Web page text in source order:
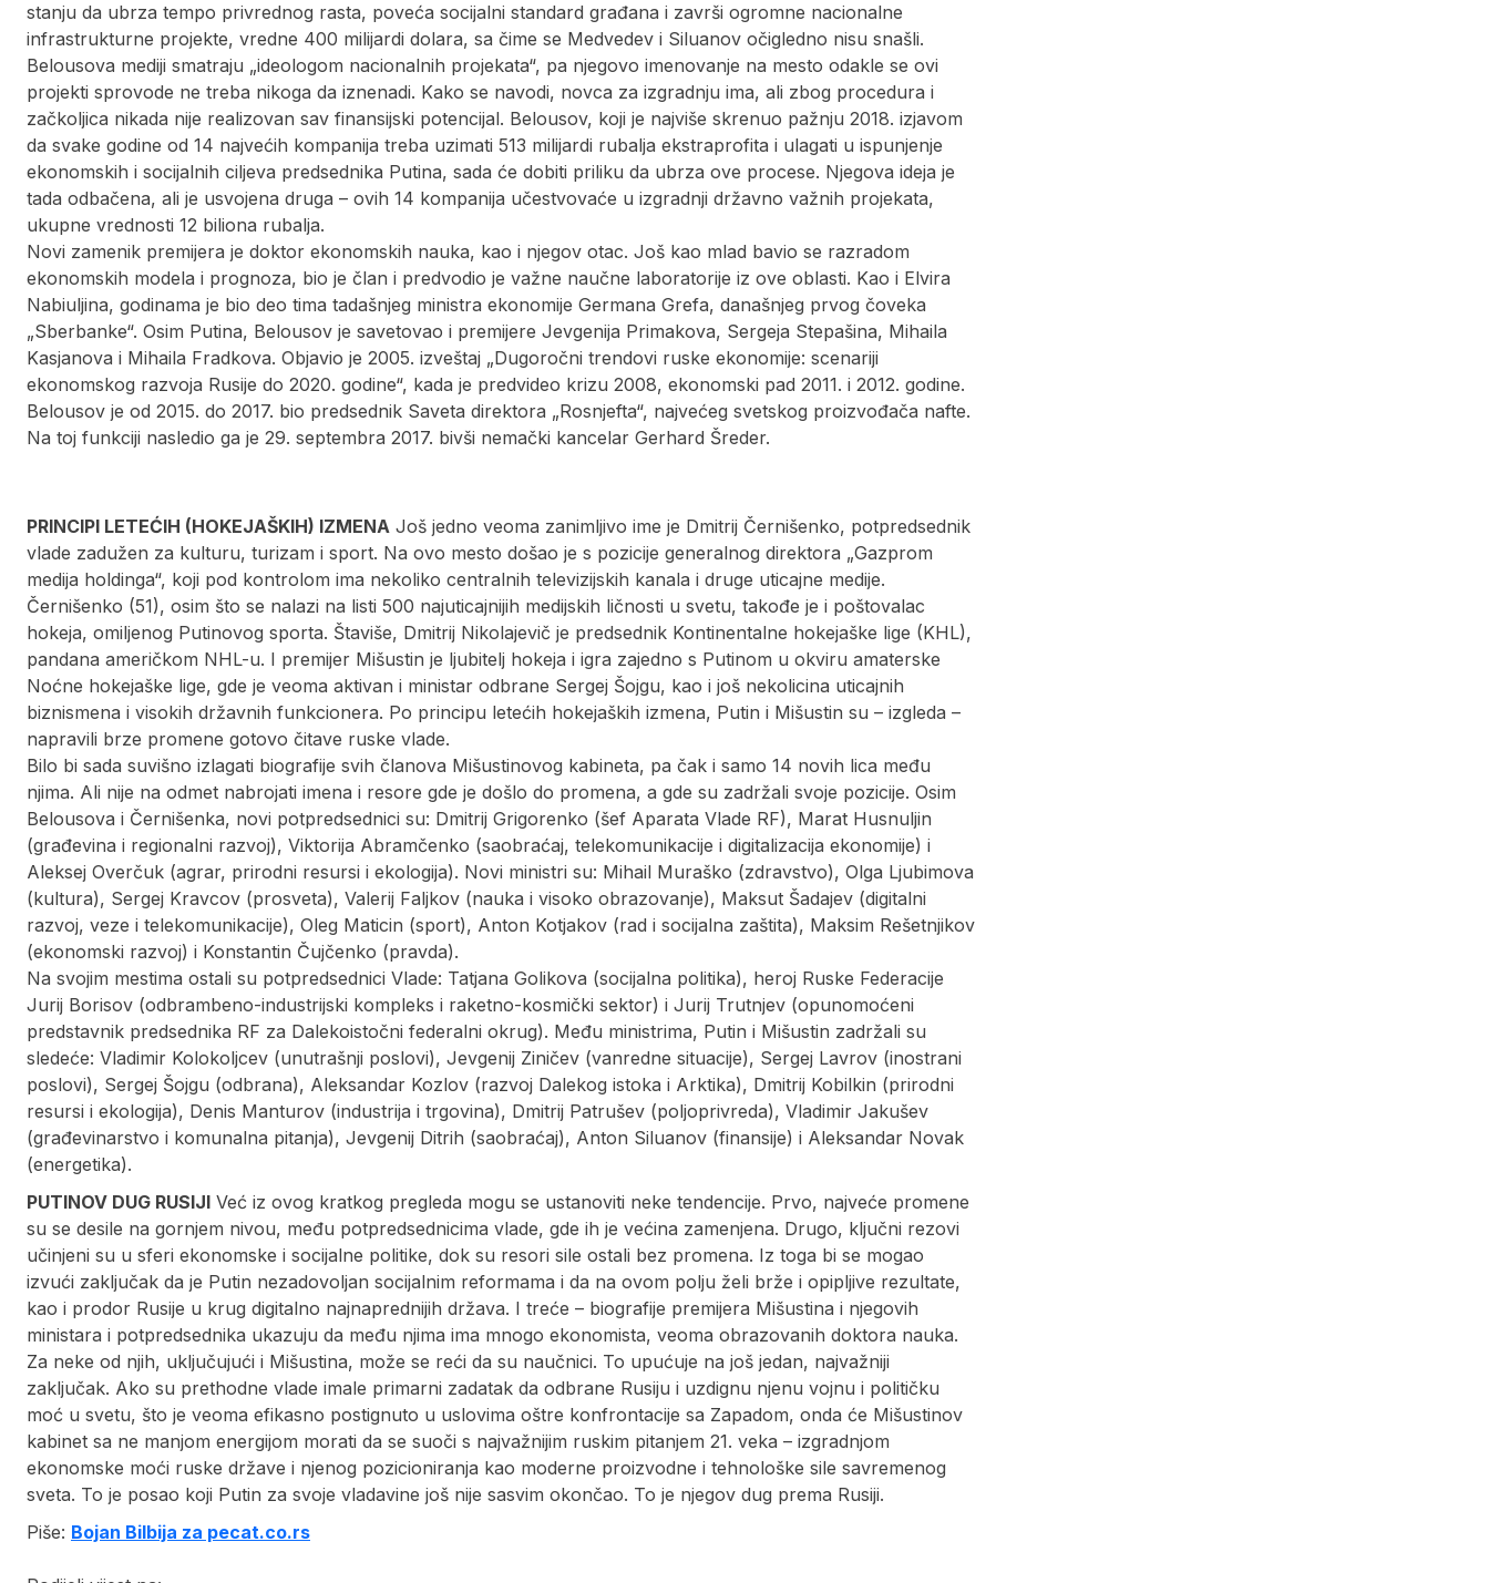
stanju da ubrza tempo privrednog rasta, poveća socijalni standard građana i završi ogromne nacionalne
infrastrukturne projekte, vredne 400 milijardi dolara, sa čime se Medvedev i Siluanov očigledno nisu snašli.
Belousova mediji smatraju „ideologom nacionalnih projekata“, pa njegovo imenovanje na mesto odakle se ovi
projekti sprovode ne treba nikoga da iznenadi. Kako se navodi, novca za izgradnju ima, ali zbog procedura i
začkoljica nikada nije realizovan sav finansijski potencijal. Belousov, koji je najviše skrenuo pažnju 2018. izjavom
da svake godine od 14 najvećih kompanija treba uzimati 513 milijardi rubalja ekstraprofita i ulagati u ispunjenje
ekonomskih i socijalnih ciljeva predsednika Putina, sada će dobiti priliku da ubrza ove procese. Njegova ideja je
tada odbačena, ali je usvojena druga – ovih 14 kompanija učestvovaće u izgradnji državno važnih projekata,
ukupne vrednosti 12 biliona rubalja.
Novi zamenik premijera je doktor ekonomskih nauka, kao i njegov otac. Još kao mlad bavio se razradom
ekonomskih modela i prognoza, bio je član i predvodio je važne naučne laboratorije iz ove oblasti. Kao i Elvira
Nabiuljina, godinama je bio deo tima tadašnjeg ministra ekonomije Germana Grefa, današnjeg prvog čoveka
„Sberbanke“. Osim Putina, Belousov je savetovao i premijere Jevgenija Primakova, Sergeja Stepašina, Mihaila
Kasjanova i Mihaila Fradkova. Objavio je 2005. izveštaj „Dugoročni trendovi ruske ekonomije: scenariji
ekonomskog razvoja Rusije do 2020. godine“, kada je predvideo krizu 2008, ekonomski pad 2011. i 2012. godine.
Belousov je od 2015. do 2017. bio predsednik Saveta direktora „Rosnjefta“, najvećeg svetskog proizvođača nafte.
Na toj funkciji nasledio ga je 29. septembra 2017. bivši nemački kancelar Gerhard Šreder.
PRINCIPI LETEĆIH (HOKEJAŠKIH) IZMENA Još jedno veoma zanimljivo ime je Dmitrij Černišenko, potpredsednik
vlade zadužen za kulturu, turizam i sport. Na ovo mesto došao je s pozicije generalnog direktora „Gazprom
medija holdinga“, koji pod kontrolom ima nekoliko centralnih televizijskih kanala i druge uticajne medije.
Černišenko (51), osim što se nalazi na listi 500 najuticajnijih medijskih ličnosti u svetu, takođe je i poštovalac
hokeja, omiljenog Putinovog sporta. Štaviše, Dmitrij Nikolajevič je predsednik Kontinentalne hokejaške lige (KHL),
pandana američkom NHL-u. I premijer Mišustin je ljubitelj hokeja i igra zajedno s Putinom u okviru amaterske
Noćne hokejaške lige, gde je veoma aktivan i ministar odbrane Sergej Šojgu, kao i još nekolicina uticajnih
biznismena i visokih državnih funkcionera. Po principu letećih hokejaških izmena, Putin i Mišustin su – izgleda –
napravili brze promene gotovo čitave ruske vlade.
Bilo bi sada suvišno izlagati biografije svih članova Mišustinovog kabineta, pa čak i samo 14 novih lica među
njima. Ali nije na odmet nabrojati imena i resore gde je došlo do promena, a gde su zadržali svoje pozicije. Osim
Belousova i Černišenka, novi potpredsednici su: Dmitrij Grigorenko (šef Aparata Vlade RF), Marat Husnuljin
(građevina i regionalni razvoj), Viktorija Abramčenko (saobraćaj, telekomunikacije i digitalizacija ekonomije) i
Aleksej Overčuk (agrar, prirodni resursi i ekologija). Novi ministri su: Mihail Muraško (zdravstvo), Olga Ljubimova
(kultura), Sergej Kravcov (prosveta), Valerij Faljkov (nauka i visoko obrazovanje), Maksut Šadajev (digitalni
razvoj, veze i telekomunikacije), Oleg Maticin (sport), Anton Kotjakov (rad i socijalna zaštita), Maksim Rešetnjikov
(ekonomski razvoj) i Konstantin Čujčenko (pravda).
Na svojim mestima ostali su potpredsednici Vlade: Tatjana Golikova (socijalna politika), heroj Ruske Federacije
Jurij Borisov (odbrambeno-industrijski kompleks i raketno-kosmički sektor) i Jurij Trutnjev (opunomoćeni
predstavnik predsednika RF za Dalekoistočni federalni okrug). Među ministrima, Putin i Mišustin zadržali su
sledeće: Vladimir Kolokoljcev (unutrašnji poslovi), Jevgenij Ziničev (vanredne situacije), Sergej Lavrov (inostrani
poslovi), Sergej Šojgu (odbrana), Aleksandar Kozlov (razvoj Dalekog istoka i Arktika), Dmitrij Kobilkin (prirodni
resursi i ekologija), Denis Manturov (industrija i trgovina), Dmitrij Patrušev (poljoprivreda), Vladimir Jakušev
(građevinarstvo i komunalna pitanja), Jevgenij Ditrih (saobraćaj), Anton Siluanov (finansije) i Aleksandar Novak
(energetika).
PUTINOV DUG RUSIJI Već iz ovog kratkog pregleda mogu se ustanoviti neke tendencije. Prvo, najveće promene
su se desile na gornjem nivou, među potpredsednicima vlade, gde ih je većina zamenjena. Drugo, ključni rezovi
učinjeni su u sferi ekonomske i socijalne politike, dok su resori sile ostali bez promena. Iz toga bi se mogao
izvući zaključak da je Putin nezadovoljan socijalnim reformama i da na ovom polju želi brže i opipljive rezultate,
kao i prodor Rusije u krug digitalno najnaprednijih država. I treće – biografije premijera Mišustina i njegovih
ministara i potpredsednika ukazuju da među njima ima mnogo ekonomista, veoma obrazovanih doktora nauka.
Za neke od njih, uključujući i Mišustina, može se reći da su naučnici. To upućuje na još jedan, najvažniji
zaključak. Ako su prethodne vlade imale primarni zadatak da odbrane Rusiju i uzdignu njenu vojnu i političku
moć u svetu, što je veoma efikasno postignuto u uslovima oštre konfrontacije sa Zapadom, onda će Mišustinov
kabinet sa ne manjom energijom morati da se suoči s najvažnijim ruskim pitanjem 21. veka – izgradnjom
ekonomske moći ruske države i njenog pozicioniranja kao moderne proizvodne i tehnološke sile savremenog
sveta. To je posao koji Putin za svoje vladavine još nije sasvim okončao. To je njegov dug prema Rusiji.
Piše: Bojan Bilbija za pecat.co.rs